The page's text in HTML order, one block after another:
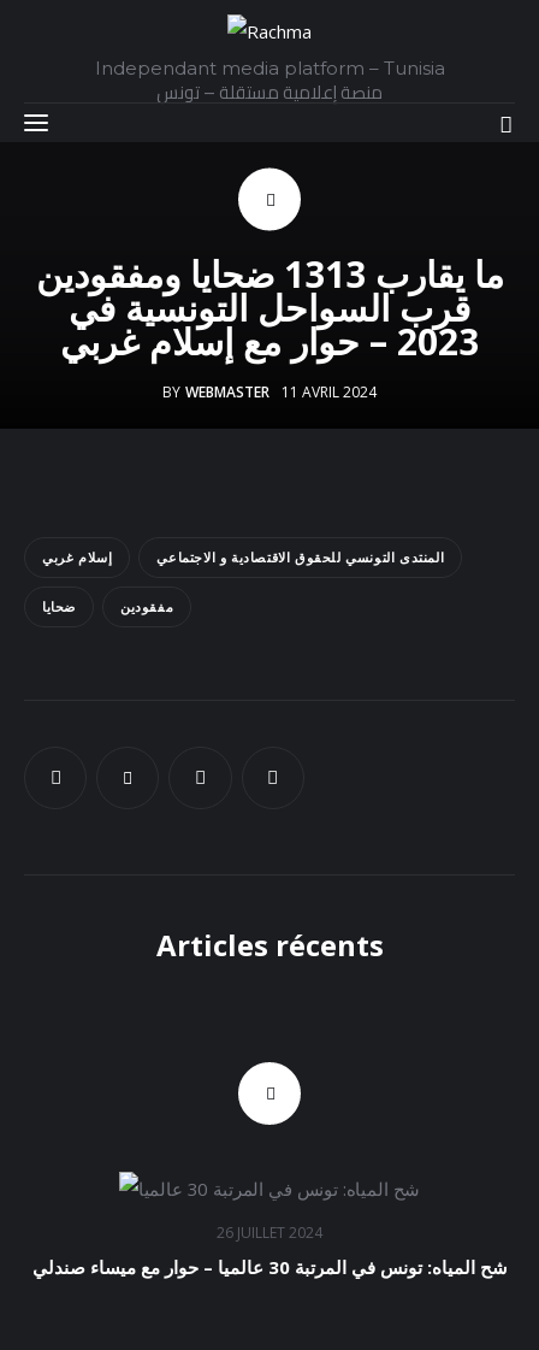
Independant media platform – Tunisia
منصة إعلامية مستقلة – تونس
Daily
Explainer
ما يقارب 1313 ضحايا ومفقودين
قرب السواحل التونسية في
2023 – حوار مع إسلام غربي
BY WEBMASTER 11 AVRIL 2024
إسلام غربي المنتدى التونسي للحقوق الاقتصادية و الاجتماعي
ضحايا مفقودين
Articles récents
26 JUILLET 2024
شح المياه: تونس في المرتبة 30 عالميا – حوار مع ميساء صندلي